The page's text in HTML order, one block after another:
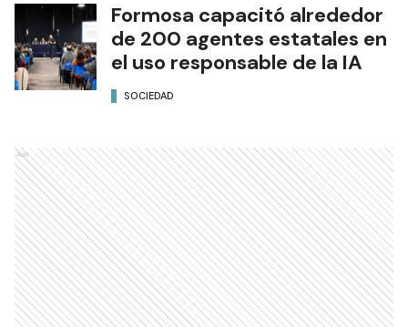
Formosa capacitó alrededor
de 200 agentes estatales en
el uso responsable de la IA
SOCIEDAD
Ads